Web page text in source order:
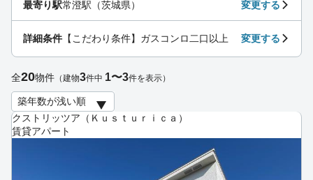
クストリッツア（Ｋｕｓｔｕｒｉｃａ）
賃貸アパート
最寄り駅常澄駅（茨城県） 変更する
詳細条件 【こだわり条件】ガスコンロ二口以上 変更する
全20物件 （建物3件中 1〜3件を表示）